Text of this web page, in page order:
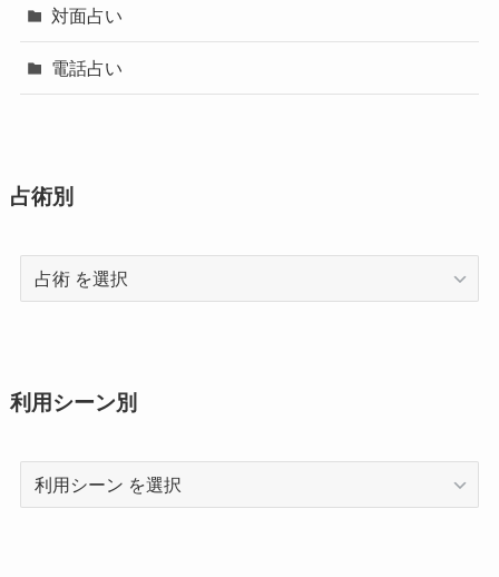
対面占い
電話占い
占術別
術
利用シーン別
利
用